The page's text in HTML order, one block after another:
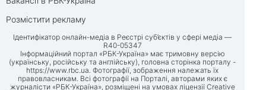
Розмістити рекламу
Ідентифікатор онлайн-медіа в Реєстрі суб’єктів у сфері медіа —
R40-05347
Інформаційний портал «РБК-Україна» має тримовну версію
(українську, російську та англійську), головна сторінка порталу -
https://www.rbc.ua. Фотографії, зображення належать їх
правовласникам. Всі фотографії на Порталі, авторами яких є
журналісти «РБК-Україна», розміщені на умовах ліцензії Creative